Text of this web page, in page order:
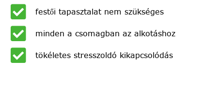
festői tapasztalat nem szükséges
minden a csomagban az alkotáshoz
tökéletes stresszoldó kikapcsolódás